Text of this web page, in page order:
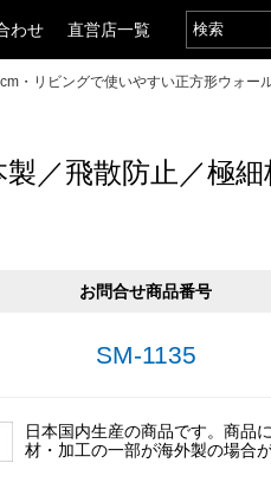
わせ 直営店一覧
・リビングで使いやすい正方形ウォー
／飛散防止／極細
お問合せ商品番号
SM-1135
日本国内生産の商品です。商品
材・加工の一部が海外製の場合が